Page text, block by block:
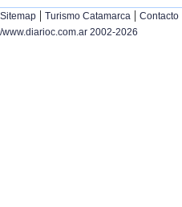
Sitemap | Turismo Catamarca | Contacto
/www.diarioc.com.ar 2002-2026